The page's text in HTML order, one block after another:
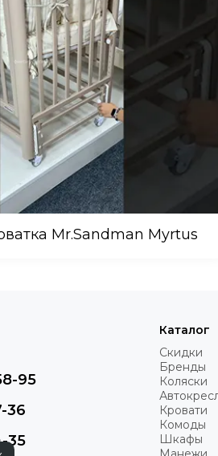
Mr.Sandman Myrtus
95
36
35
Каталог
Скидки
Бренды
Коляски
Кровати
Комоды
Шкафы